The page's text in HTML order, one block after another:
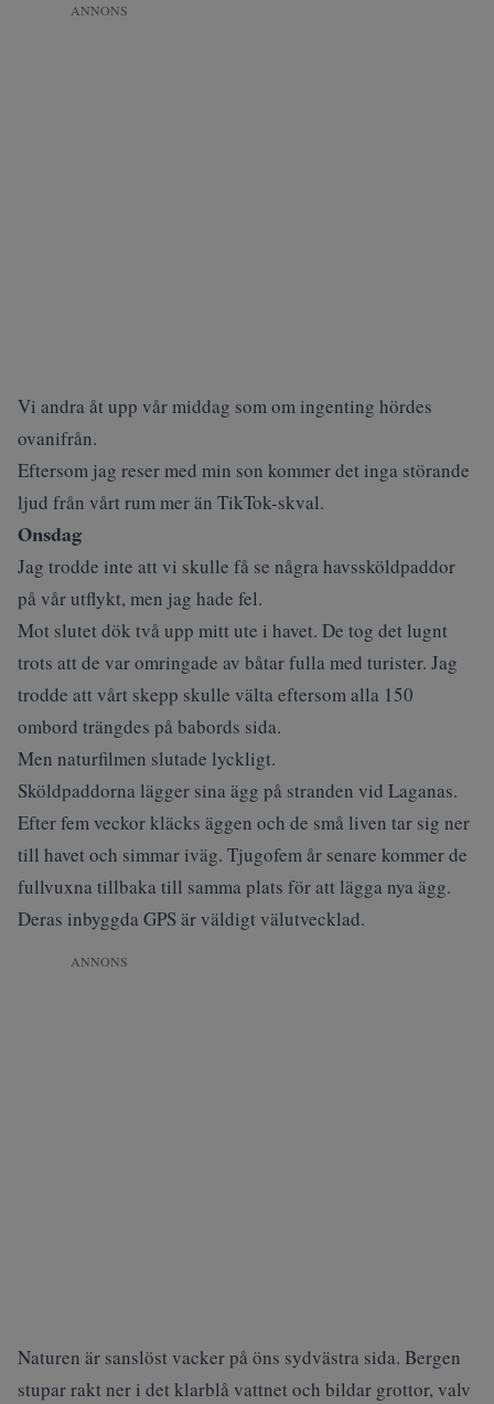
ANNONS
Vi andra åt upp vår middag som om ingenting hördes
ovanifrån.
Eftersom jag reser med min son kommer det inga störande
ljud från vårt rum mer än TikTok-skval.
Onsdag
Jag trodde inte att vi skulle få se några havssköldpaddor
på vår utflykt, men jag hade fel.
Mot slutet dök två upp mitt ute i havet. De tog det lugnt
trots att de var omringade av båtar fulla med turister. Jag
trodde att vårt skepp skulle välta eftersom alla 150
ombord trängdes på babords sida.
Men naturfilmen slutade lyckligt.
Sköldpaddorna lägger sina ägg på stranden vid Laganas.
Efter fem veckor kläcks äggen och de små liven tar sig ner
till havet och simmar iväg. Tjugofem år senare kommer de
fullvuxna tillbaka till samma plats för att lägga nya ägg.
Deras inbyggda GPS är väldigt välutvecklad.
ANNONS
Naturen är sanslöst vacker på öns sydvästra sida. Bergen
stupar rakt ner i det klarblå vattnet och bildar grottor, valv